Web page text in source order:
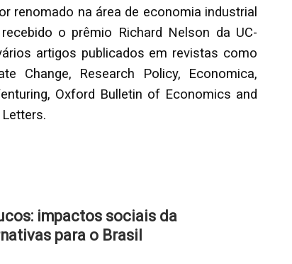
renomado na área de economia industrial
o prêmio Richard Nelson da UC-
artigos publicados em revistas como
Change, Research Policy, Economica,
Oxford Bulletin of Economics and
impactos sociais da
para o Brasil